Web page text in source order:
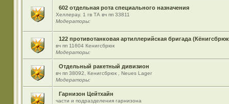
602 отдельная рота специального назначения
Хеллерау. 1 гв ТА вч пп 33811
Модераторы:
122 противотанковая артиллерийская бригада
вч пп 11604 Кенигсбрюк
Модераторы:
Отдельный ракетный дивизион
вч пп 38092, Кенигсбрюк , Neues Lager
Модераторы:
Гарнизон Цейтхайн
части и подразделения гарнизона